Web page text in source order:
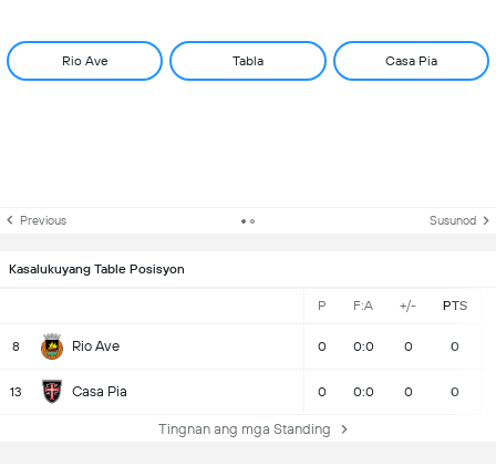
Rio Ave Tabla Casa Pia
Previous Susunod
Kasalukuyang Table Posisyon
P F:A +/- PTS
8 Rio Ave 0 0:0 0 0
13 Casa Pia 0 0:0 0 0
Tingnan ang mga Standing